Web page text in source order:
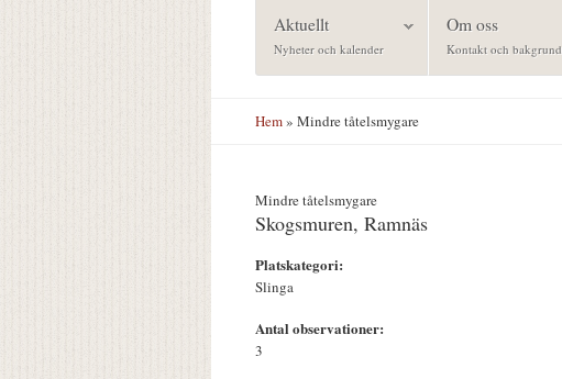
Aktuellt
Nyheter och kalender
Om oss
Kontakt och bakgrund
Hem» Mindre tåtelsmygare
Mindre tåtelsmygare
Skogsmuren, Ramnäs
Platskategori:
Slinga
Antal observationer:
3